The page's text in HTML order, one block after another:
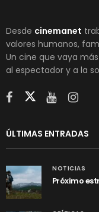
Desde cinemanet
valores humanos,
Un cine que vaya
al espectador y a la
ÚLTIMAS ENTRADAS
NOTICIAS
Próximo